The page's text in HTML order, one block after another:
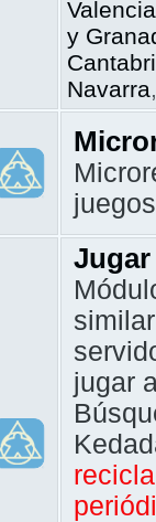
Valencia
y
Navarra
Jugar
jugar